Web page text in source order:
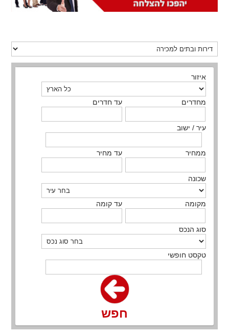
איזור
מחדרים עד חדרים
עיר / ישוב
ממחיר עד מחיר
שכונה
מקומה עד קומה
סוג הנכס
טקסט חופשי
חפש